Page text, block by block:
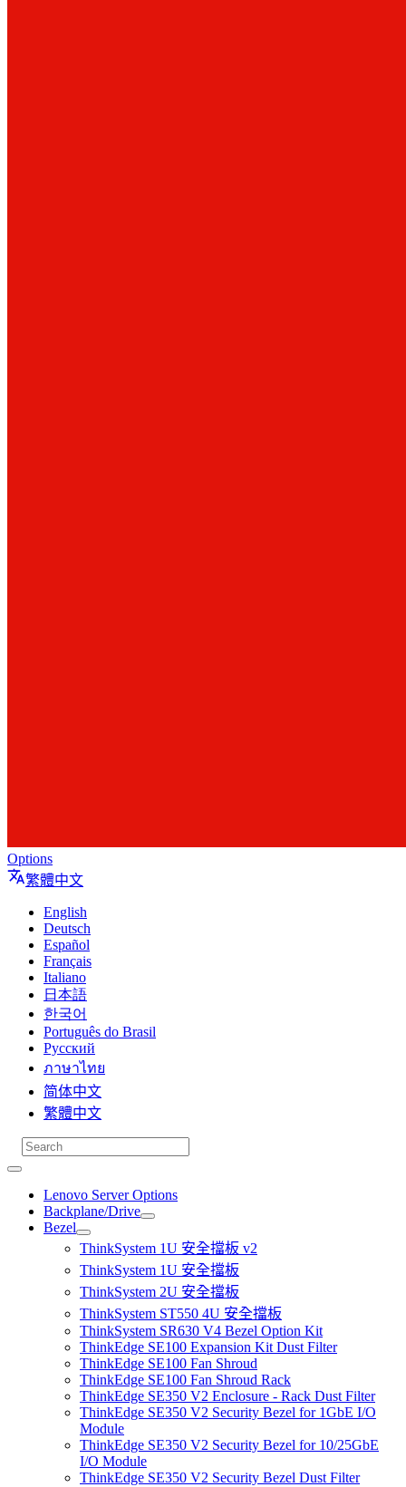
Options
繁體中文
English
Deutsch
Español
Français
Italiano
日本語
한국어
Português do Brasil
Русский
ภาษาไทย
简体中文
繁體中文
Lenovo Server Options
Backplane/Drive
Bezel
ThinkSystem 1U 安全擋板 v2
ThinkSystem 1U 安全擋板
ThinkSystem 2U 安全擋板
ThinkSystem ST550 4U 安全擋板
ThinkSystem SR630 V4 Bezel Option Kit
ThinkEdge SE100 Expansion Kit Dust Filter
ThinkEdge SE100 Fan Shroud
ThinkEdge SE100 Fan Shroud Rack
ThinkEdge SE350 V2 Enclosure - Rack Dust Filter
ThinkEdge SE350 V2 Security Bezel for 1GbE I/O
Module
ThinkEdge SE350 V2 Security Bezel for 10/25GbE
I/O Module
ThinkEdge SE350 V2 Security Bezel Dust Filter